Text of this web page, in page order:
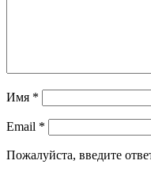
Имя *
Email *
Пожалуйста, введите